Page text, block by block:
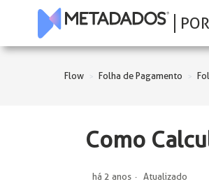
Flow Folha de Pagamento
Como
há 2 anos Atualizado